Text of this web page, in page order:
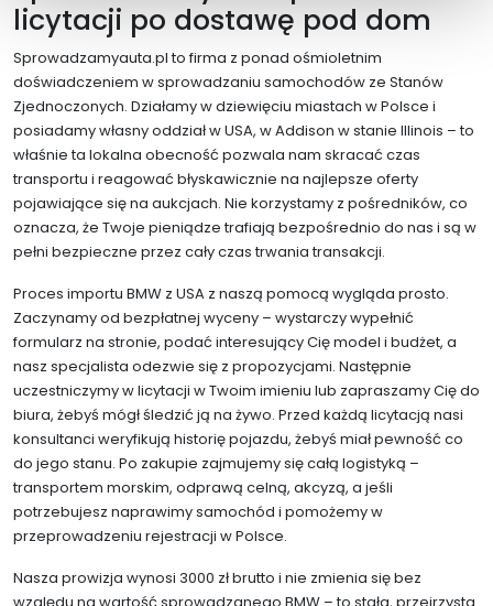
licytacji po dostawę pod dom
Sprowadzamyauta.pl to firma z ponad ośmioletnim
doświadczeniem w sprowadzaniu samochodów ze Stanów
Zjednoczonych. Działamy w dziewięciu miastach w Polsce i
posiadamy własny oddział w USA, w Addison w stanie Illinois – to
właśnie ta lokalna obecność pozwala nam skracać czas
transportu i reagować błyskawicznie na najlepsze oferty
pojawiające się na aukcjach. Nie korzystamy z pośredników, co
oznacza, że Twoje pieniądze trafiają bezpośrednio do nas i są w
pełni bezpieczne przez cały czas trwania transakcji.
Proces importu BMW z USA z naszą pomocą wygląda prosto.
Zaczynamy od bezpłatnej wyceny – wystarczy wypełnić
formularz na stronie, podać interesujący Cię model i budżet, a
nasz specjalista odezwie się z propozycjami. Następnie
uczestniczymy w licytacji w Twoim imieniu lub zapraszamy Cię do
biura, żebyś mógł śledzić ją na żywo. Przed każdą licytacją nasi
konsultanci weryfikują historię pojazdu, żebyś miał pewność co
do jego stanu. Po zakupie zajmujemy się całą logistyką –
transportem morskim, odprawą celną, akcyzą, a jeśli
potrzebujesz naprawimy samochód i pomożemy w
przeprowadzeniu rejestracji w Polsce.
Nasza prowizja wynosi 3000 zł brutto i nie zmienia się bez